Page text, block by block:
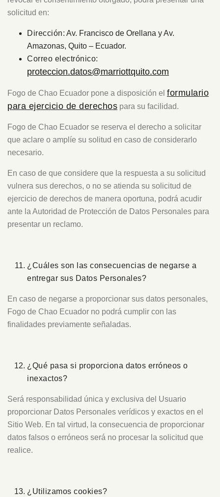
solicitud en:
Dirección: Av. Francisco de Orellana y Av.
Amazonas, Quito – Ecuador.
Correo electrónico:
proteccion.datos@marriottquito.com
Fogo de Chao Ecuador pone a disposición el formulario
para ejercicio de derechos para su facilidad.
Fogo de Chao Ecuador se reserva el derecho a solicitar
que aclare o amplíe su solitud en caso de considerarlo
necesario.
En caso de que considere que la respuesta a su solicitud
vulnera sus derechos, o no se atienda su solicitud de
ejercicio de derechos de manera oportuna, podrá acudir
ante la Autoridad de Protección de Datos Personales para
presentar un reclamo.
¿Cuáles son las consecuencias de negarse a
entregar sus Datos Personales?
En caso de negarse a proporcionar sus datos personales,
Fogo de Chao Ecuador no podrá cumplir con las
finalidades previamente señaladas.
¿Qué pasa si proporciona datos erróneos o
inexactos?
Será responsabilidad única y exclusiva del Usuario
proporcionar Datos Personales verídicos y exactos en el
Sitio Web. En tal virtud, la consecuencia de proporcionar
datos falsos o erróneos será no procesar la solicitud que
realice.
¿Utilizamos cookies?